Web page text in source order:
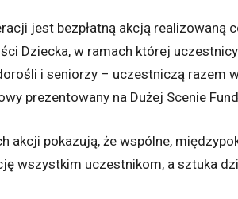
jest bezpłatną akcją realizowaną
Dziecka, w ramach której
i seniorzy – uczestniczą razem
prezentowany na Dużej Scenie
akcji pokazują, że wspólne,
wszystkim uczestnikom, a sztuka